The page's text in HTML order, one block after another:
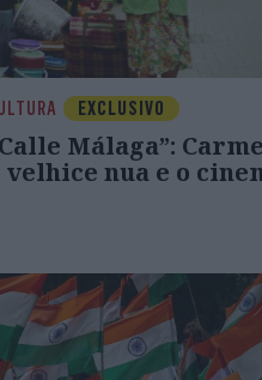
EXCLUSIVO
Málaga”:
velhice nua e o